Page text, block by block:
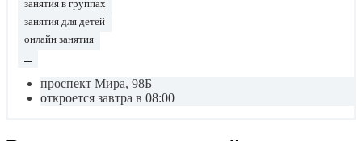
занятия в группах
занятия для детей
онлайн занятия
...
проспект Мира, 98Б
откроется завтра в 08:00